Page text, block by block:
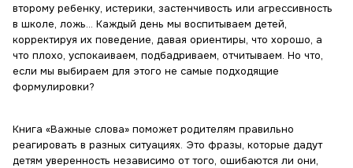
второму ребенку, истерики, застенчивость или агрессивность
в школе, ложь... Каждый день мы воспитываем детей,
корректируя их поведение, давая ориентиры, что хорошо, а
что плохо, успокаиваем, подбадриваем, отчитываем. Но что,
если мы выбираем для этого не самые подходящие
формулировки?
Книга «Важные слова» поможет родителям правильно
реагировать в разных ситуациях. Это фразы, которые дадут
детям уверенность независимо от того, ошибаются ли они,